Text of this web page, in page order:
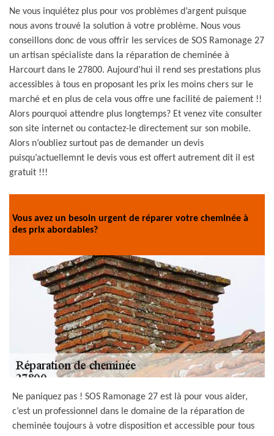
Ne vous inquiétez plus pour vos problèmes d’argent puisque
nous avons trouvé la solution à votre problème. Nous vous
conseillons donc de vous offrir les services de SOS Ramonage 27
un artisan spécialiste dans la réparation de cheminée à
Harcourt dans le 27800. Aujourd’hui il rend ses prestations plus
accessibles à tous en proposant les prix les moins chers sur le
marché et en plus de cela vous offre une facilité de paiement !!
Alors pourquoi attendre plus longtemps? Et venez vite consulter
son site internet ou contactez-le directement sur son mobile.
Alors n’oubliez surtout pas de demander un devis
puisqu’actuellemnt le devis vous est offert autrement dit il est
gratuit !!!
Vous avez un besoin urgent de réparer votre cheminée à
des prix abordables?
Ne paniquez pas ! SOS Ramonage 27 est là pour vous aider,
c’est un professionnel dans le domaine de la réparation de
cheminée toujours à votre disposition et accessible pour tous